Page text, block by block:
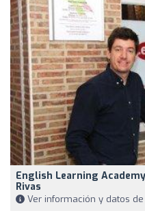
English Learning
Rivas
Ver información y datos